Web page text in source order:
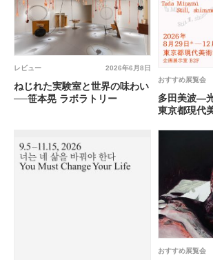
2026年6月8日
レビュー
ねじれた実験室と世界の味わい
──笹本晃 ラボラトリー
おすすめ展覧会
多田美波―
東京都現代
おすすめ展覧会